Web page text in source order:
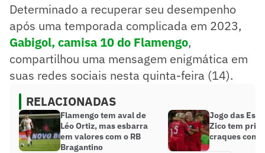
Determinado a recuperar seu desempenho
após uma temporada complicada em 2023,
Gabigol, camisa 10 do Flamengo,
compartilhou uma mensagem enigmática em
suas redes sociais nesta quinta-feira (14).
RELACIONADAS
Flamengo tem aval de
Léo Ortiz, mas esbarra
em valores com o RB
Bragantino
Jogo das
Zico tem
craques